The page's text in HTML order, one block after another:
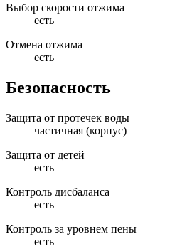
Выбор скорости отжима
есть
Отмена отжима
есть
Безопасность
Защита от протечек воды
частичная (корпус)
Защита от детей
есть
Контроль дисбаланса
есть
Контроль за уровнем пены
есть